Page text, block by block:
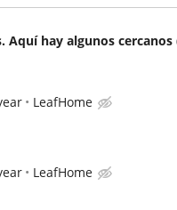
Aquí hay algunos
LeafHome
LeafHome